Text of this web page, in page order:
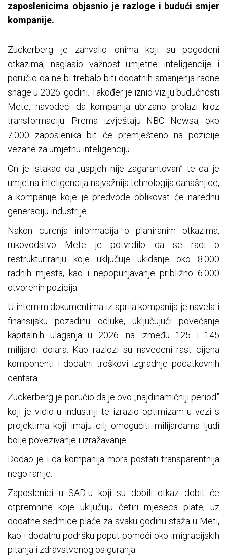
zaposlenicima objasnio je razloge i budući smjer
kompanije.
Zuckerberg je zahvalio onima koji su pogođeni
otkazima, naglasio važnost umjetne inteligencije i
poručio da ne bi trebalo biti dodatnih smanjenja radne
snage u 2026. godini. Također je iznio viziju budućnosti
Mete, navodeći da kompanija ubrzano prolazi kroz
transformaciju. Prema izvještaju NBC Newsa, oko
7.000 zaposlenika bit će premješteno na pozicije
vezane za umjetnu inteligenciju.
On je istakao da „uspjeh nije zagarantovan” te da je
umjetna inteligencija najvažnija tehnologija današnjice,
a kompanije koje je predvode oblikovat će narednu
generaciju industrije.
Nakon curenja informacija o planiranim otkazima,
rukovodstvo Mete je potvrdilo da se radi o
restrukturiranju koje uključuje ukidanje oko 8.000
radnih mjesta, kao i nepopunjavanje približno 6.000
otvorenih pozicija.
U internim dokumentima iz aprila kompanija je navela i
finansijsku pozadinu odluke, uključujući povećanje
kapitalnih ulaganja u 2026. na između 125 i 145
milijardi dolara. Kao razlozi su navedeni rast cijena
komponenti i dodatni troškovi izgradnje podatkovnih
centara.
Zuckerberg je poručio da je ovo „najdinamičniji period”
koji je vidio u industriji te izrazio optimizam u vezi s
projektima koji imaju cilj omogućiti milijardama ljudi
bolje povezivanje i izražavanje.
Dodao je i da kompanija mora postati transparentnija
nego ranije.
Zaposlenici u SAD-u koji su dobili otkaz dobit će
otpremnine koje uključuju četiri mjeseca plate, uz
dodatne sedmice plaće za svaku godinu staža u Meti,
kao i dodatnu podršku poput pomoći oko imigracijskih
pitanja i zdravstvenog osiguranja.